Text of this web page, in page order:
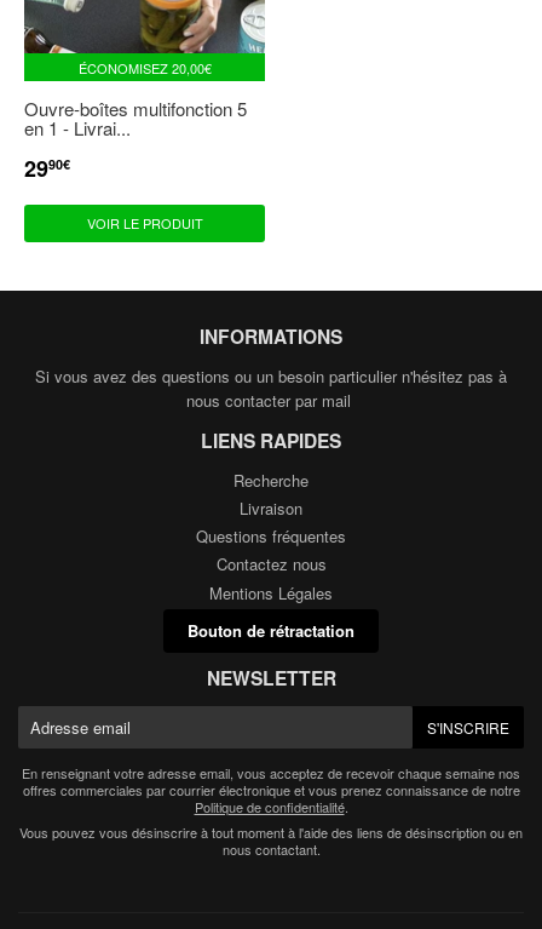
ÉCONOMISEZ20,00€
Ouvre-boîtes multifonction 5
en 1 - Livrai...
PRIX
RÉDUIT
2990€
VOIR LE PRODUIT
INFORMATIONS
Si vous avez des questions ou un besoin particulier n'hésitez pas à
nous contacter par mail
LIENS RAPIDES
Recherche
Livraison
Questions fréquentes
Contactez nous
Mentions Légales
Bouton de rétractation
NEWSLETTER
mail
S'INSCRIRE
En renseignant votre adresse email, vous acceptez de recevoir chaque semaine nos
offres commerciales par courrier électronique et vous prenez connaissance de notre
Politique de confidentialité.
Vous pouvez vous désinscrire à tout moment à l'aide des liens de désinscription ou en
nous contactant.